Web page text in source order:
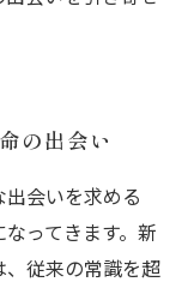
の出会い
会いを求める
ってきます。新
従来の常識を超